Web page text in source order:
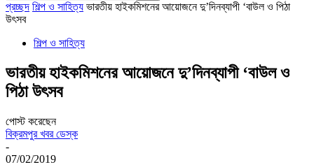
প্রচ্ছদ শিল্প ও সাহিত্য ভারতীয় হাইকমিশনের আয়োজনে দু’দিনব্যাপী ‘বাউল ও পিঠা
উৎসব
শিল্প ও সাহিত্য
ভারতীয় হাইকমিশনের আয়োজনে দু’দিনব্যাপী ‘বাউল ও
পিঠা উৎসব
পোস্ট করেছেন
বিক্রমপুর খবর ডেস্ক
-
07/02/2019